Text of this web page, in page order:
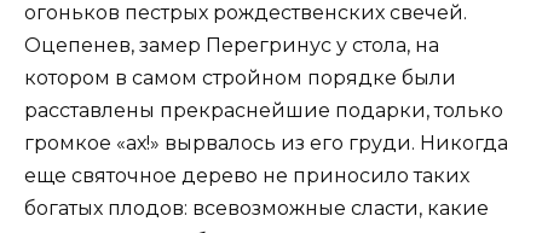
огоньков пестрых рождественских свечей.
Оцепенев, замер Перегринус у стола, на
котором в самом стройном порядке были
расставлены прекраснейшие подарки, только
громкое «ах!» вырвалось из его груди. Никогда
еще святочное дерево не приносило таких
богатых плодов: всевозможные сласти, какие